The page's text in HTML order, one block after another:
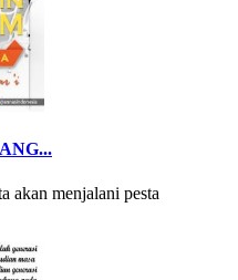
akan menjalani pesta